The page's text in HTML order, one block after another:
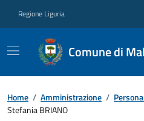
Regione Liguria
Comune di
Home / Amministrazione /
Stefania BRIANO